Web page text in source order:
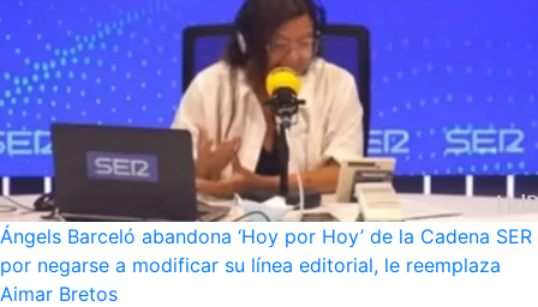
Ángels Barceló abandona ‘Hoy por Hoy’ de la Cadena SER
por negarse a modificar su línea editorial, le reemplaza
Aimar Bretos